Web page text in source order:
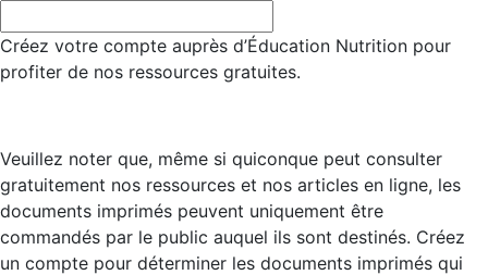
Créez votre compte auprès d’Éducation Nutrition pour
profiter de nos ressources gratuites.
Veuillez noter que, même si quiconque peut consulter
gratuitement nos ressources et nos articles en ligne, les
documents imprimés peuvent uniquement être
commandés par le public auquel ils sont destinés. Créez
un compte pour déterminer les documents imprimés qui